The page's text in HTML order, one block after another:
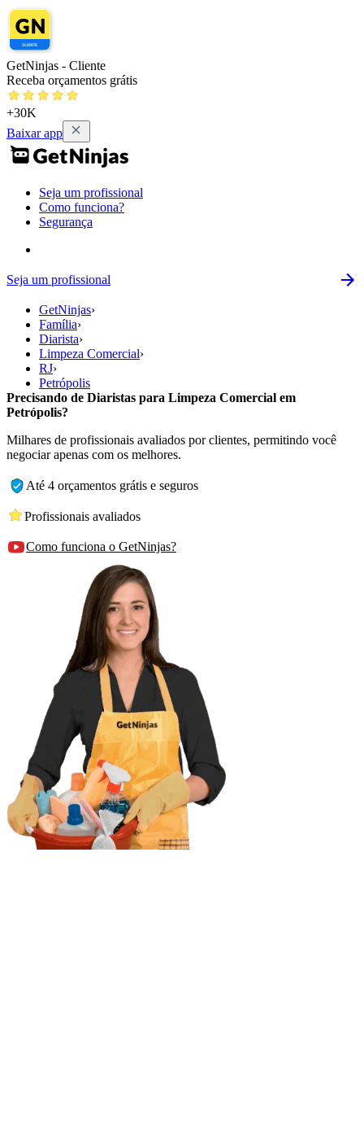
GetNinjas - Cliente
Receba orçamentos grátis
+30K
Baixar app
Seja um profissional
Como funciona?
Segurança
Seja um profissional
GetNinjas›
Família›
Diarista›
Limpeza Comercial›
RJ›
Petrópolis
Precisando de Diaristas para Limpeza Comercial em
Petrópolis?
Milhares de profissionais avaliados por clientes, permitindo você
negociar apenas com os melhores.
Até 4 orçamentos grátis e seguros
Profissionais avaliados
Como funciona o GetNinjas?